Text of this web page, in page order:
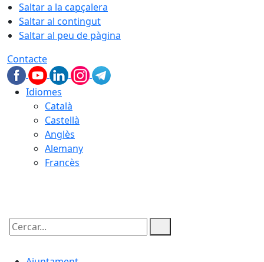
Saltar a la capçalera
Saltar al contingut
Saltar al peu de pàgina
Contacte
Idiomes
Català
Castellà
Anglès
Alemany
Francès
Cercar: